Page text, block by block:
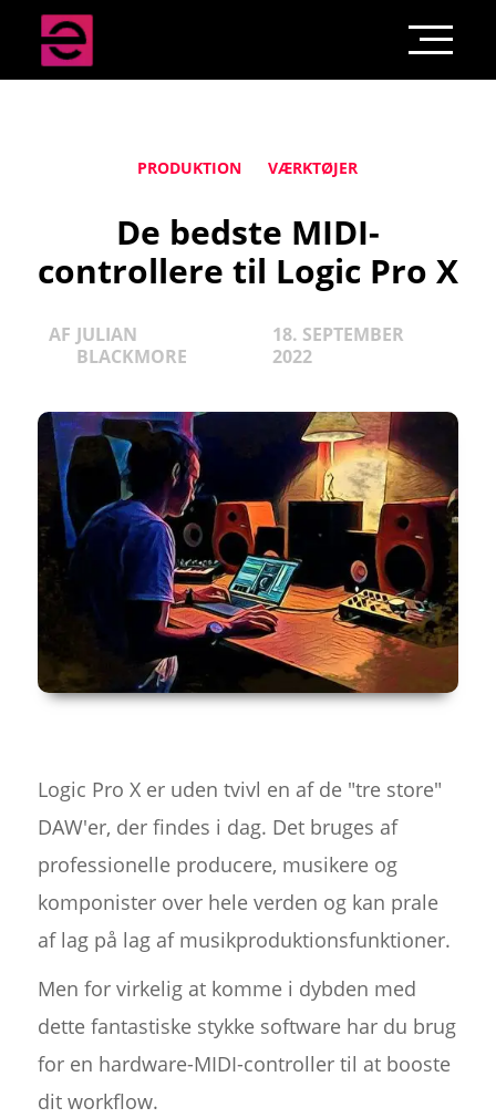
PRODUKTION VÆRKTØJER
De bedste MIDI-
controllere til Logic Pro X
AF JULIAN
BLACKMORE
18. SEPTEMBER
2022
Logic Pro X er uden tvivl en af de "tre store"
DAW'er, der findes i dag. Det bruges af
professionelle producere, musikere og
komponister over hele verden og kan prale
af lag på lag af musikproduktionsfunktioner.
Men for virkelig at komme i dybden med
dette fantastiske stykke software har du brug
for en hardware-MIDI-controller til at booste
dit workflow.